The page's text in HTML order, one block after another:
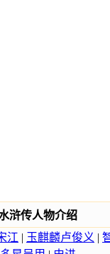
浒传人物介绍
江 | 玉麒麟卢俊义 |